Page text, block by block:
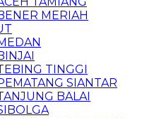
MERIAH
TINGGI
SIANTAR
BALAI